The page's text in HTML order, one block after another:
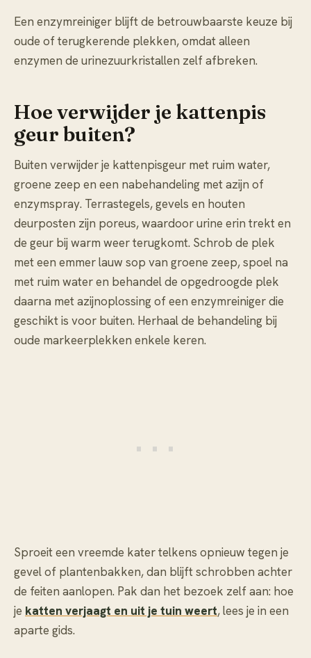
Een enzymreiniger blijft de betrouwbaarste keuze bij
oude of terugkerende plekken, omdat alleen
enzymen de urinezuurkristallen zelf afbreken.
Hoe verwijder je kattenpis
geur buiten?
Buiten verwijder je kattenpisgeur met ruim water,
groene zeep en een nabehandeling met azijn of
enzymspray. Terrastegels, gevels en houten
deurposten zijn poreus, waardoor urine erin trekt en
de geur bij warm weer terugkomt. Schrob de plek
met een emmer lauw sop van groene zeep, spoel na
met ruim water en behandel de opgedroogde plek
daarna met azijnoplossing of een enzymreiniger die
geschikt is voor buiten. Herhaal de behandeling bij
oude markeerplekken enkele keren.
Sproeit een vreemde kater telkens opnieuw tegen je
gevel of plantenbakken, dan blijft schrobben achter
de feiten aanlopen. Pak dan het bezoek zelf aan: hoe
je katten verjaagt en uit je tuin weert, lees je in een
aparte gids.